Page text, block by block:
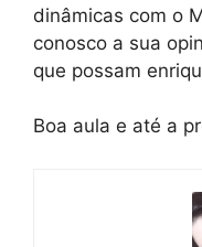
dinâmicas com o
conosco a sua
que possam
Boa aula e até a